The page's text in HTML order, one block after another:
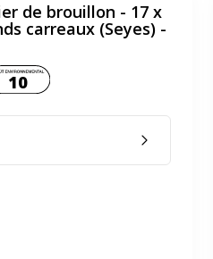
de brouillon - 17 x
carreaux (Seyes) -
environnemental :
10